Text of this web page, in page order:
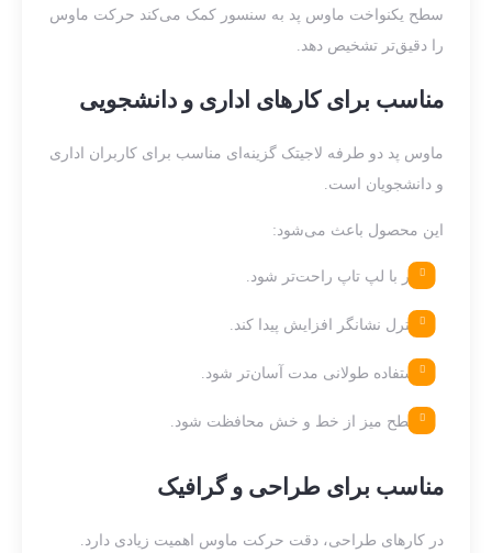
سطح یکنواخت ماوس پد به سنسور کمک می‌کند حرکت ماوس
را دقیق‌تر تشخیص دهد.
مناسب برای کارهای اداری و دانشجویی
ماوس پد دو طرفه لاجیتک گزینه‌ای مناسب برای کاربران اداری
و دانشجویان است.
این محصول باعث می‌شود:
کار با لپ تاپ راحت‌تر شود.
کنترل نشانگر افزایش پیدا کند.
استفاده طولانی مدت آسان‌تر شود.
سطح میز از خط و خش محافظت شود.
مناسب برای طراحی و گرافیک
در کارهای طراحی، دقت حرکت ماوس اهمیت زیادی دارد.